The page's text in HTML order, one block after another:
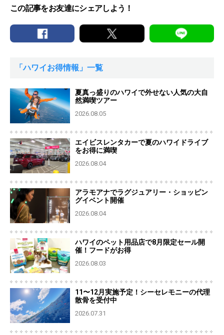
この記事をお友達にシェアしよう！
「ハワイお得情報」一覧
夏真っ盛りのハワイで外せない人気の大自
然満喫ツアー
2026.08.05
エイビスレンタカーで夏のハワイドライブ
をお得に満喫
2026.08.04
アラモアナでラグジュアリー・ショッピン
グイベント開催
2026.08.04
ハワイのペット用品店で8月限定セール開
催！フードがお得
2026.08.03
11〜12月実施予定！シーセレモニーの代理
散骨を受付中
2026.07.31